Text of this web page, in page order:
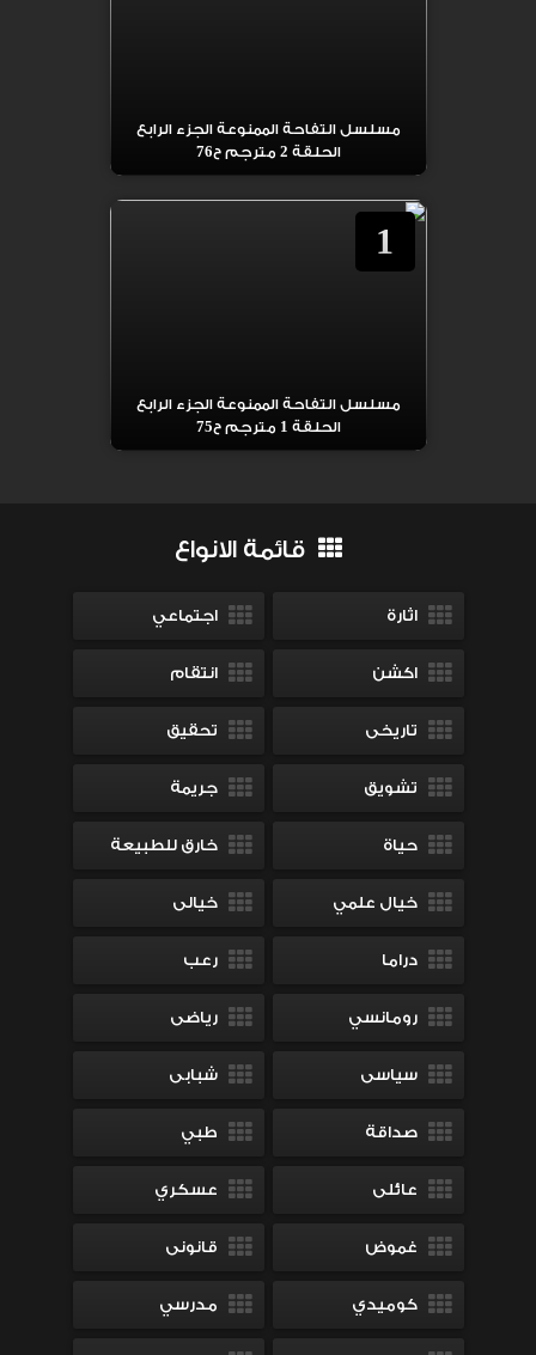
مسلسل التفاحة الممنوعة الجزء الرابع
الحلقة 2 مترجم ح76
1
مسلسل التفاحة الممنوعة الجزء الرابع
الحلقة 1 مترجم ح75
قائمة الانواع
اثارة اجتماعي
اكشن انتقام
تاريخى تحقيق
تشويق جريمة
حياة خارق للطبيعة
خيال علمي خيالى
دراما رعب
رومانسي رياضى
سياسى شبابى
صداقة طبي
عائلى عسكري
غموض قانونى
كوميدي مدرسي